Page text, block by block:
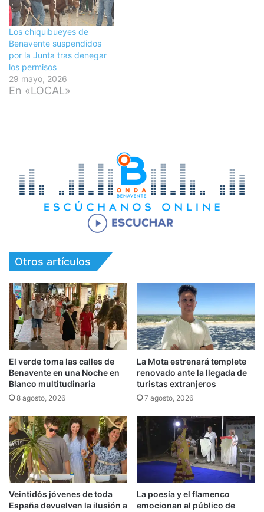
Los chiquibueyes de
Benavente suspendidos
por la Junta tras denegar
los permisos
29 mayo, 2026
En «LOCAL»
Otros artículos
El verde toma las calles de
Benavente en una Noche en
Blanco multitudinaria
8 agosto, 2026
La Mota estrenará templete
renovado ante la llegada de
turistas extranjeros
7 agosto, 2026
Veintidós jóvenes de toda
España devuelven la ilusión a
La poesía y el flamenco
emocionan al público de